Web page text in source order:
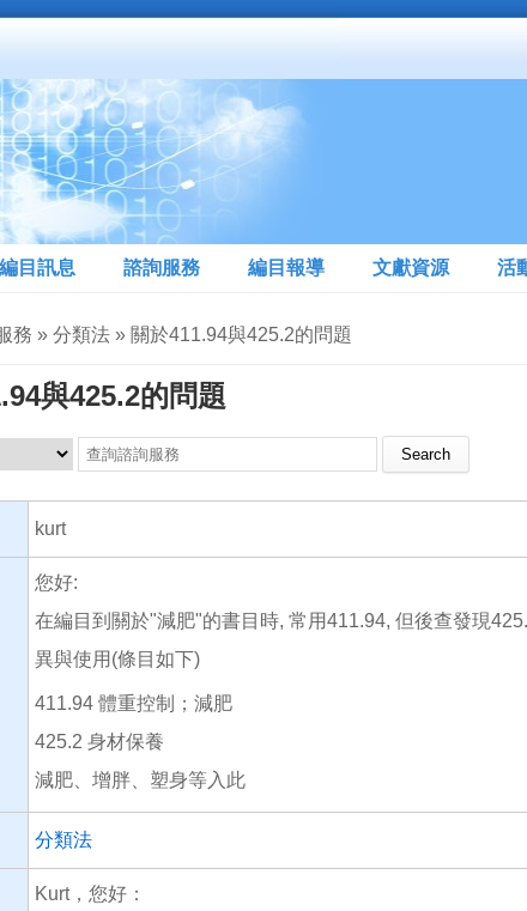
目訊息 諮詢服務 編目報導 文獻資源 活
務 » 分類法 » 關於411.94與425.2的問題
與425.2的問題
Search this site
kurt
您好:
在編目到關於"減肥"的書目時, 常用411.94, 但後查發現
異與使用(條目如下)
411.94 體重控制；減肥
425.2 身材保養
減肥、增胖、塑身等入此
分類法
Kurt，您好：